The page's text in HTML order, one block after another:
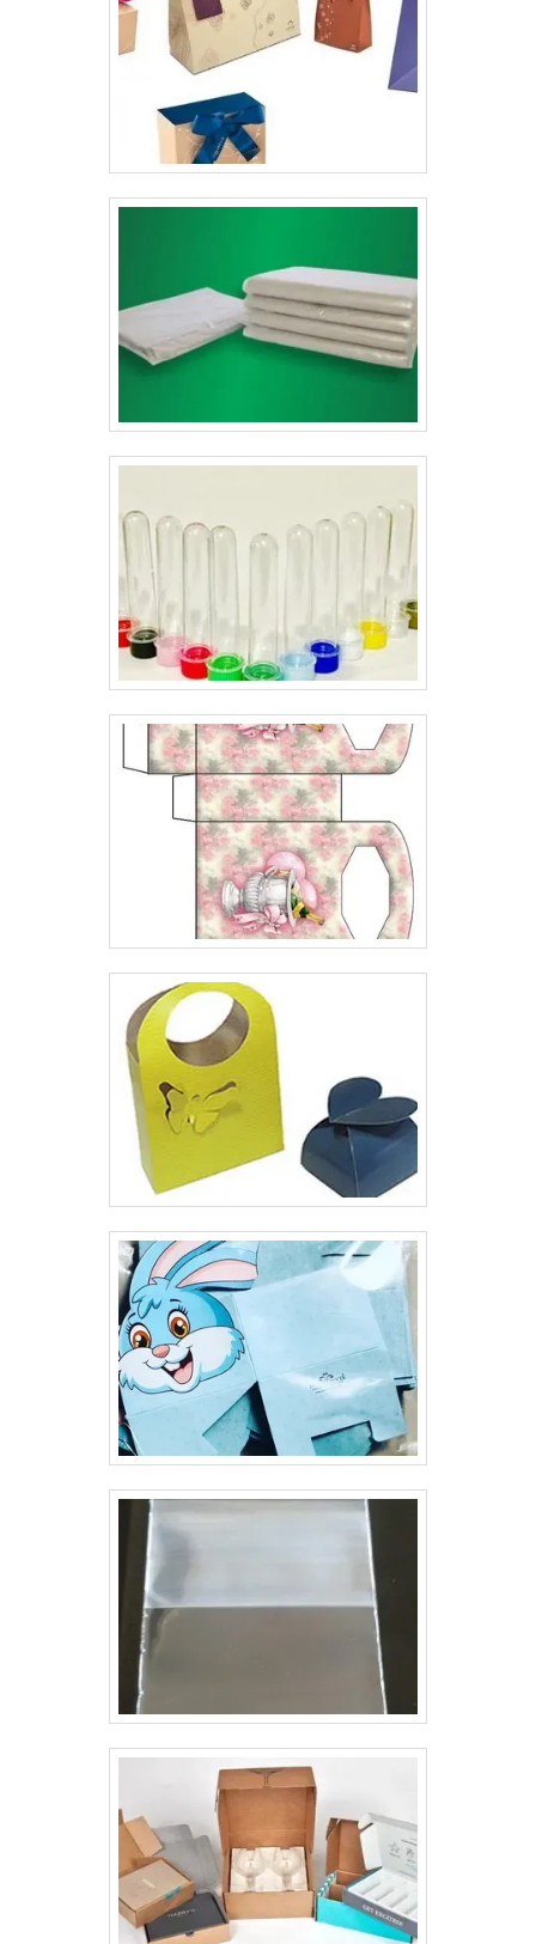
ambiente, pois elas não causam danos na natureza.
Além disso, a entrega das embalagens para as
empresas é feita de acordo com as exigências dos
clientes e são entregues no prazo correto.As caixas
personalizadas de delivery oferecem uma série de
benefícios para seus clientes, como:Confiança do
consumidor no seu produto;Ajuda na publicidade do
aparência sem danos;Entre outras várias
vantagens.Conheça a Lyons ArtesA Gráfica Lyons é um
fabricante de caixa para delivery especializado,
oferecendo embalagens, folders e etiquetas
os seus produtos..